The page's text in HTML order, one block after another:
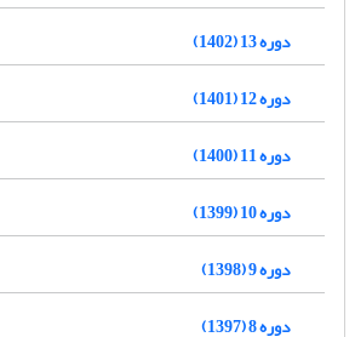
دوره 13 (1402)
دوره 12 (1401)
دوره 11 (1400)
دوره 10 (1399)
دوره 9 (1398)
دوره 8 (1397)